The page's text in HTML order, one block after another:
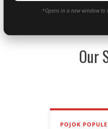
*Opens in a new window
Our
POJOK